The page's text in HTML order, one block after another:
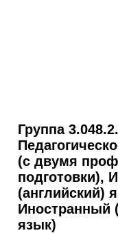
Группа
(с двумя
подготовки),
(английский)
Иностранный
язык)